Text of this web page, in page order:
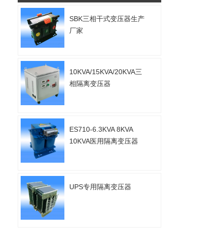
SBK三相干式变压器生产
厂家
10KVA/15KVA/20KVA三
相隔离变压器
ES710-6.3KVA 8KVA
10KVA医用隔离变压器
UPS专用隔离变压器